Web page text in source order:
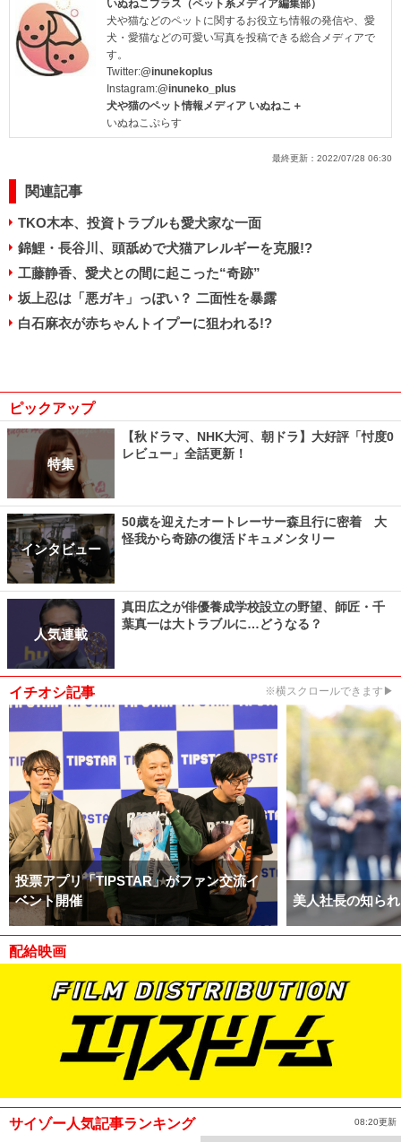
いぬねこプラス（ペット系メディア編集部）
犬や猫などのペットに関するお役立ち情報の発信や、愛
犬・愛猫などの可愛い写真を投稿できる総合メディアで
す。
Twitter:@inunekoplus
Instagram:@inuneko_plus
犬や猫のペット情報メディア いぬねこ＋
いぬねこぷらす
最終更新： 2022/07/28 06:30
関連記事
TKO木本、投資トラブルも愛犬家な一面
錦鯉・長谷川、頭舐めで犬猫アレルギーを克服!?
工藤静香、愛犬との間に起こった“奇跡”
坂上忍は「悪ガキ」っぽい？ 二面性を暴露
白石麻衣が赤ちゃんトイプーに狙われる!?
ピックアップ
特集
【秋ドラマ、NHK大河、朝ドラ】大好評「忖度0
レビュー」全話更新！
インタビュー
50歳を迎えたオートレーサー森且行に密着 大
怪我から奇跡の復活ドキュメンタリー
人気連載
真田広之が俳優養成学校設立の野望、師匠・千
葉真一は大トラブルに…どうなる？
イチオシ記事 ※横スクロールできます▶
投票アプリ「TIPSTAR」がファン交流イ
ベント開催
美人社長の知ら
配給映画
サイゾー人気記事ランキング 08:20更新